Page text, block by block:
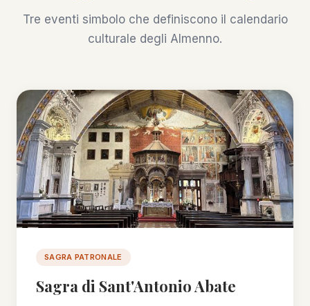
Tre eventi simbolo che definiscono il calendario
culturale degli Almenno.
SAGRA PATRONALE
Sagra di Sant'Antonio Abate